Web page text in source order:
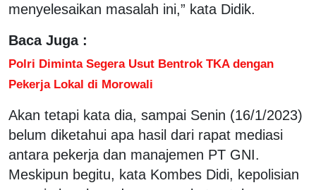
menyelesaikan masalah ini,” kata Didik.
Baca Juga :
Polri Diminta Segera Usut Bentrok TKA dengan
Pekerja Lokal di Morowali
Akan tetapi kata dia, sampai Senin (16/1/2023)
belum diketahui apa hasil dari rapat mediasi
antara pekerja dan manajemen PT GNI.
Meskipun begitu, kata Kombes Didi, kepolisian